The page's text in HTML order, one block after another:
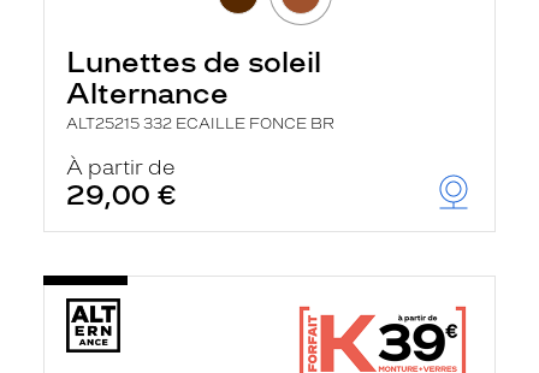
Lunettes de soleil
Alternance
ALT25215 332 ECAILLE FONCE BR
À partir de
29,00 €